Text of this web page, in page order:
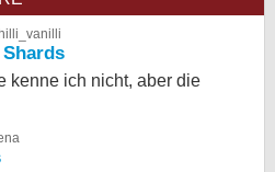
kenne ich nicht, aber die